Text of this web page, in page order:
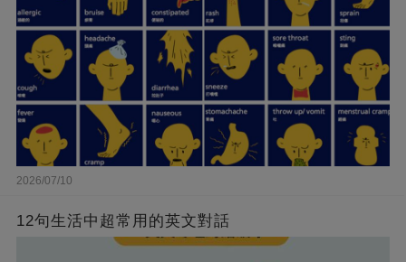
2026/07/10
12句生活中超常用的英文對話